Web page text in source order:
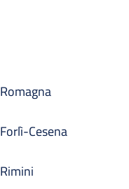
Cesena